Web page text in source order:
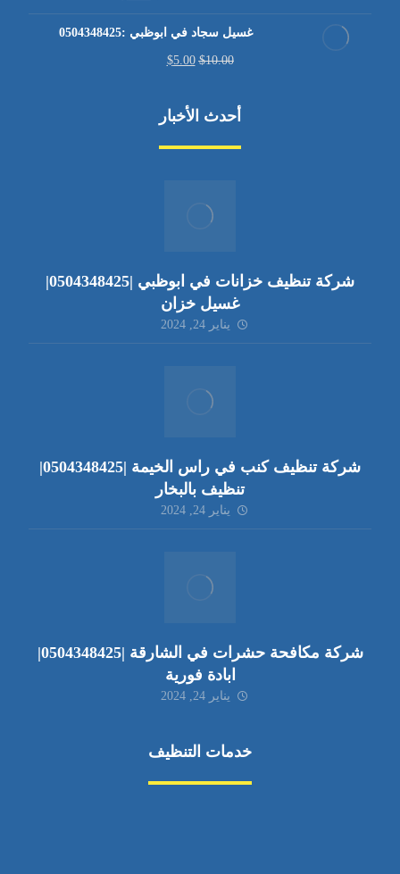
غسيل سجاد في ابوظبي :0504348425
$10.00
$5.00
أحدث الأخبار
شركة تنظيف خزانات في ابوظبي |0504348425|
غسيل خزان
يناير 24, 2024
شركة تنظيف كنب في راس الخيمة |0504348425|
تنظيف بالبخار
يناير 24, 2024
شركة مكافحة حشرات في الشارقة |0504348425|
ابادة فورية
يناير 24, 2024
خدمات التنظيف